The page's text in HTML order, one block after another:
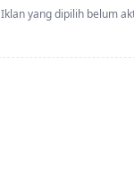
Iklan yang dipilih belum